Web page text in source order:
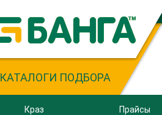
КАТАЛОГИ ПОДБОРА
Краз Прайсы